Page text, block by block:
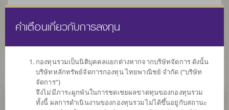
หน้าแรก รายการกองทุน ข้อมูลกองทุน
คำเตือนเกี่ยวกับการลงทุน
กองทุนรวมเป็นนิติบุคคลแยกต่างหากจากบริษัทจัดการ ดังนั้น
บริษัทหลักทรัพย์จัดการกองทุน ไทยพาณิชย์ จำกัด (“บริษัท
จัดการ”)
จึงไม่มีภาระผูกพันในการชดเชยผลขาดทุนของกองทุนรวม
ทั้งนี้ ผลการดำเนินงานของกองทุนรวมไม่ได้ขึ้นอยู่กับสถานะ